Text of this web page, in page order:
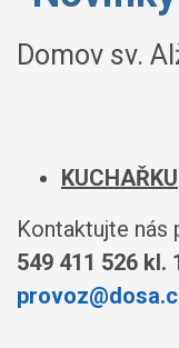
Domov sv.
KUCHAŘKU
Kontaktujte nás
549 411 526 kl.